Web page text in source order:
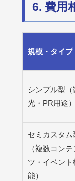
6. 費用
規模・タイプ
シンプル型（
光・PR用途）
セミカスタム
（複数コンテ
ツ・イベント
能）